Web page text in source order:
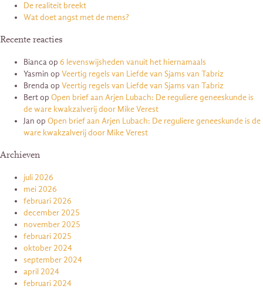
De realiteit breekt
Wat doet angst met de mens?
Recente reacties
Biancaop 6 levenswijsheden vanuit het hiernamaals
Yasmin op Veertig regels van Liefde van Sjams van Tabriz
Brendaop Veertig regels van Liefde van Sjams van Tabriz
Bertop Open brief aan Arjen Lubach: De reguliere geneeskunde is
de ware kwakzalverij door Mike Verest
Jan op Open brief aan Arjen Lubach: De reguliere geneeskunde is de
ware kwakzalverij door Mike Verest
Archieven
juli 2026
mei 2026
februari 2026
december 2025
november 2025
februari 2025
oktober 2024
september 2024
april 2024
februari 2024